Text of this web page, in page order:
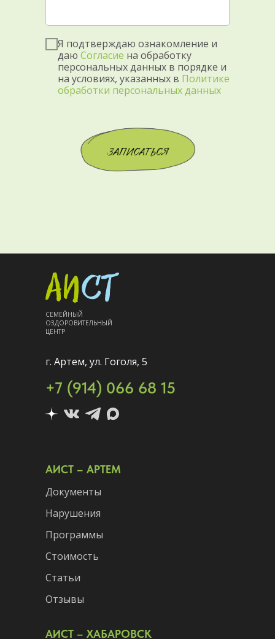
Я подтверждаю ознакомление и
даю Согласие на обработку
персональных данных в порядке и
на условиях, указанных в Политике
обработки персональных данных
+7 (914) 066 68 15
АИСТ – ХАБАРОВСК
г. Артем, ул. Гоголя, 5
АИСТ – АРТЕМ
СЕМЕЙНЫЙ
ОЗДОРОВИТЕЛЬНЫЙ
ЦЕНТР
Документы
Нарушения
Программы
Стоимость
Статьи
Отзывы